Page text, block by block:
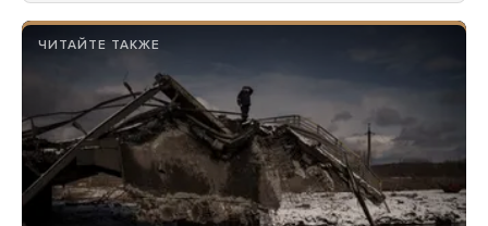
ЧИТАЙТЕ ТАКЖЕ